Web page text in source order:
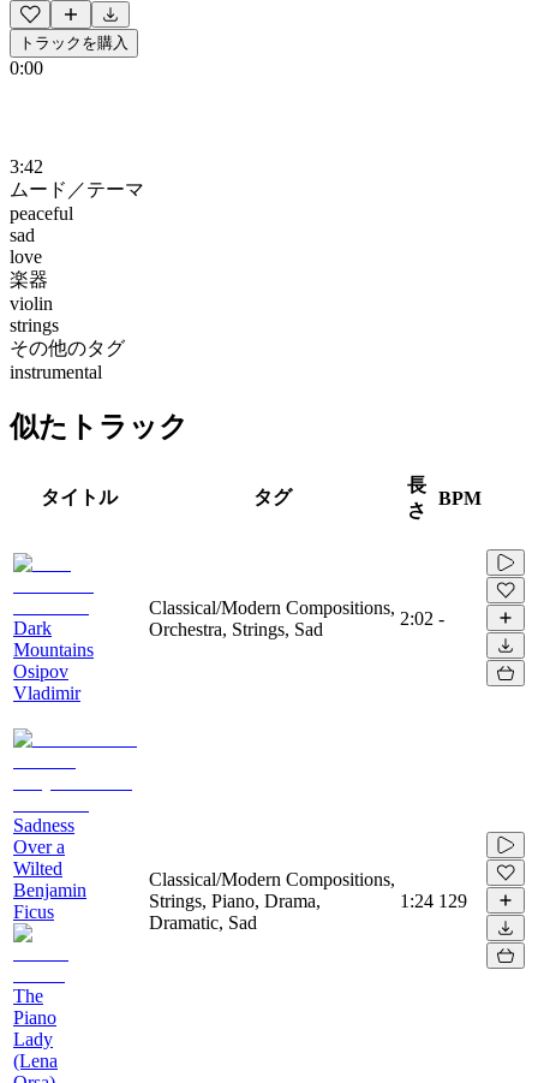
トラックを購入
0:00
3:42
ムード／テーマ
peaceful
sad
love
楽器
violin
strings
その他のタグ
instrumental
似たトラック
タイトル タグ
長
さ
BPM
Dark
Mountains
Osipov
Vladimir
Classical/Modern Compositions,
Orchestra, Strings, Sad
2:02 -
Sadness
Over a
Wilted
Benjamin
Ficus
The
Piano
Lady
(Lena
Classical/Modern Compositions,
Strings, Piano, Drama,
Dramatic, Sad
1:24 129